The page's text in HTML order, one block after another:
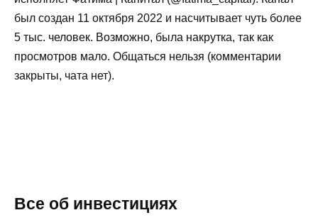
был создан 11 октября 2022 и насчитывает чуть более
5 тыс. человек. Возможно, была накрутка, так как
просмотров мало. Общаться нельзя (комментарии
закрыты, чата нет).
Все об инвестициях